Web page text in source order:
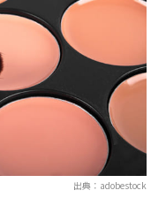
出典：adobestock